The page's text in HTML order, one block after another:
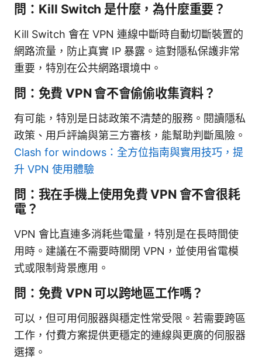
問：Kill Switch 是什麼，為什麼重要？
Kill Switch 會在 VPN 連線中斷時自動切斷裝置的
網路流量，防止真實 IP 暴露。這對隱私保護非常
重要，特別在公共網路環境中。
問：免費 VPN 會不會偷偷收集資料？
有可能，特別是日誌政策不清楚的服務。閱讀隱私
政策、用戶評論與第三方審核，能幫助判斷風險。
Clash for windows：全方位指南與實用技巧，提
升 VPN 使用體驗
問：我在手機上使用免費 VPN 會不會很耗
電？
VPN 會比直連多消耗些電量，特別是在長時間使
用時。建議在不需要時關閉 VPN，並使用省電模
式或限制背景應用。
問：免費 VPN 可以跨地區工作嗎？
可以，但可用伺服器與穩定性常受限。若需要跨區
工作，付費方案提供更穩定的連線與更廣的伺服器
選擇。